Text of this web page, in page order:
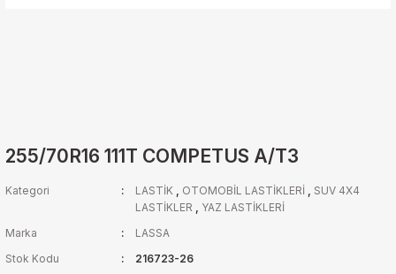
255/70R16 111T COMPETUS A/T3
Kategori LASTİK , OTOMOBİL LASTİKLERİ , SUV 4X4
LASTİKLER , YAZ LASTİKLERİ
Marka
LASSA
Stok Kodu
216723-26